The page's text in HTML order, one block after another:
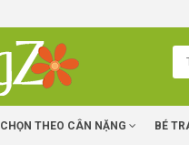
CHỌN THEO CÂN NẶNG BÉ